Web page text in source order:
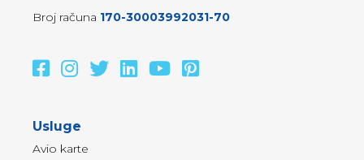
Broj računa 170-30003992031-70
Usluge
Avio karte